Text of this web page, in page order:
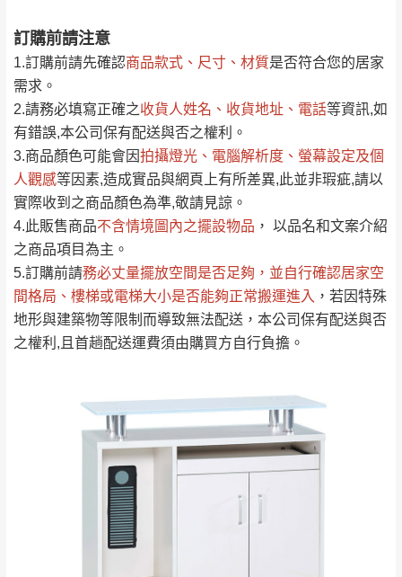
訂購前請注意
1.訂購前請先確認商品款式、尺寸、材質是否符合您的居家
需求。
2.請務必填寫正確之收貨人姓名、收貨地址、電話等資訊,如
有錯誤,本公司保有配送與否之權利。
3.商品顏色可能會因拍攝燈光、電腦解析度、螢幕設定及個
人觀感等因素,造成實品與網頁上有所差異,此並非瑕疵,請以
實際收到之商品顏色為準,敬請見諒。
4.此販售商品不含情境圖內之擺設物品 ， 以品名和文案介紹
之商品項目為主。
5.訂購前請務必丈量擺放空間是否足夠 ，並自行確認居家空
間格局、 樓梯或電梯大小是否能夠正常搬運進入 ，若因特殊
地形與建築物等限制而導致無法配送，本公司保有配送與否
之權利,且首趟配送運費須由購買方自行負擔。
運 費 說 明
運送地區 運送費用
偏遠地區
（請先線上詢問 LINE
→@dershin ）
桃園
費
復興鄉
新竹
峨眉鄉、五峰鄉、
橫山、北埔鄉、尖
石鄉、寶山鄉山
區、新埔山區、芎
台北 無
注意事項：
由於品項繁多，網頁無法及時更新，如有需
Line客服」來信確認商品是否有「現貨」與
「金額」。
若商品價格或庫存有異常，商家有權取消訂
單。部分網路商品恕無法更改原設計或客製，敬請
見諒！
接單後二日內(不含例假日)，我們客服會與您
電話聯絡或E-Mail通知確認訂單。
（線上客服 LINE → @dershin）
下單前先詢問是否現貨，若未詢問下單後無
運送範圍：限定北至基隆，南至苗栗，偏遠
地區恕無法提供運送 (詳見運送規章)。
配送範圍：
苗栗至基隆；其它地區暫不開放，如因特殊
地型限制(山區、鄉、鎮、村)、樓梯太小、無
0/5 (0)筆
全部 依評論高至低排列
依評論低至高排列 只顯示附上圖片
只顯示附上評論